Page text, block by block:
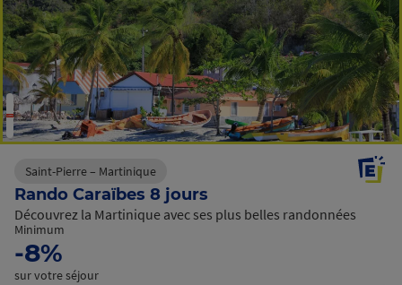
Saint-Pierre – Martinique
Rando Caraïbes 8 jours
Découvrez la Martinique avec ses plus belles randonnées
Minimum
-8%
sur votre séjour